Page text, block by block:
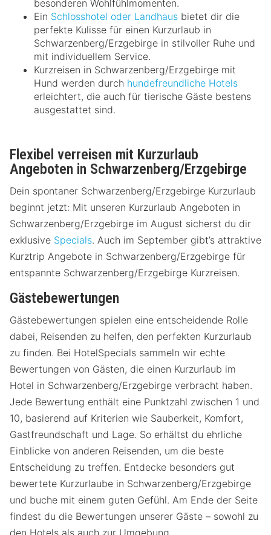
besonderen Wohlfühlmomenten.
Ein Schlosshotel oder Landhaus bietet dir die
perfekte Kulisse für einen Kurzurlaub in
Schwarzenberg/Erzgebirge in stilvoller Ruhe und
mit individuellem Service.
Kurzreisen in Schwarzenberg/Erzgebirge mit
Hund werden durch hundefreundliche Hotels
erleichtert, die auch für tierische Gäste bestens
ausgestattet sind.
Flexibel verreisen mit Kurzurlaub
Angeboten in Schwarzenberg/Erzgebirge
Dein spontaner Schwarzenberg/Erzgebirge Kurzurlaub
beginnt jetzt: Mit unseren Kurzurlaub Angeboten in
Schwarzenberg/Erzgebirge im August sicherst du dir
exklusive Specials. Auch im September gibt’s attraktive
Kurztrip Angebote in Schwarzenberg/Erzgebirge für
entspannte Schwarzenberg/Erzgebirge Kurzreisen.
Gästebewertungen
Gästebewertungen spielen eine entscheidende Rolle
dabei, Reisenden zu helfen, den perfekten Kurzurlaub
zu finden. Bei HotelSpecials sammeln wir echte
Bewertungen von Gästen, die einen Kurzurlaub im
Hotel in Schwarzenberg/Erzgebirge verbracht haben.
Jede Bewertung enthält eine Punktzahl zwischen 1 und
10, basierend auf Kriterien wie Sauberkeit, Komfort,
Gastfreundschaft und Lage. So erhältst du ehrliche
Einblicke von anderen Reisenden, um die beste
Entscheidung zu treffen. Entdecke besonders gut
bewertete Kurzurlaube in Schwarzenberg/Erzgebirge
und buche mit einem guten Gefühl. Am Ende der Seite
findest du die Bewertungen unserer Gäste – sowohl zu